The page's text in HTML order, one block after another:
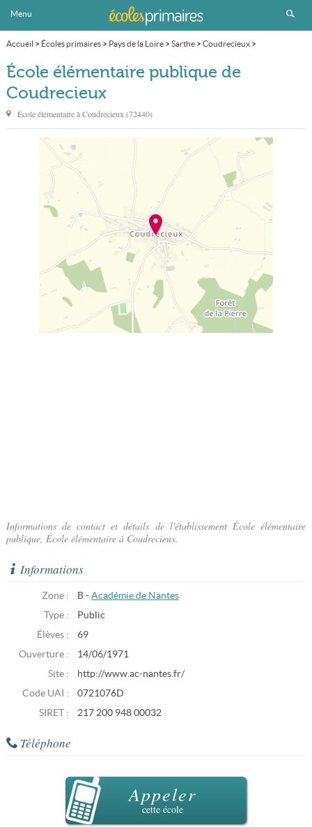
Menu
Accueil > Écoles primaires> Pays de la Loire> Sarthe> Coudrecieux>
École élémentaire publique
École élémentaire publique de
Coudrecieux
École élémentaire àCoudrecieux (72440)
Informations de contact et détails de l'établissement École élémentaire
publique, École élémentaire à Coudrecieux.
Informations
Zone : B - Académie de Nantes
Type :
Public
Élèves :
69
Ouverture :
14/06/1971
Site :
http://www.ac-nantes.fr/
Code UAI :
0721076D
SIRET :
217 200 948 00032
Téléphone
Appeler
cette école